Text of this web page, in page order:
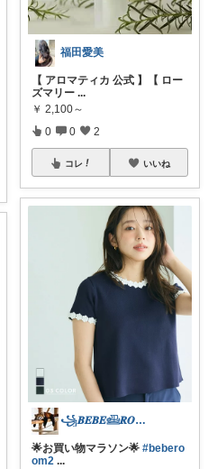
福田愛美
【 アロマティカ 公式 】【 ロー
ズマリー ...
￥ 2,100～
0 0 2
コレ いいね
꧁𝑩𝑬𝑩𝑬𓊝𝑹𝑶𝑶𝑴꧂
🌟お買い物マラソン🌟 #bebero
om2 ...